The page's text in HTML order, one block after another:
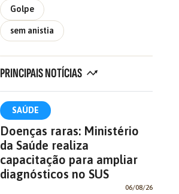
Golpe
sem anistia
PRINCIPAIS NOTÍCIAS
SAÚDE
Doenças raras: Ministério
da Saúde realiza
capacitação para ampliar
diagnósticos no SUS
06/08/26